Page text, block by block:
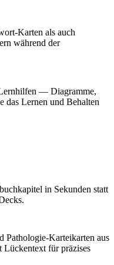
Karten als auch
während der
— Diagramme,
das Lernen und Behalten
in Sekunden statt
Pathologie-Karteikarten aus
Lückentext für präzises